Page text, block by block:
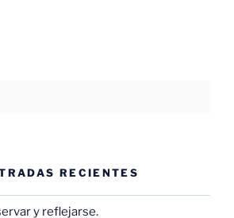
RECIENTES
y reflejarse.